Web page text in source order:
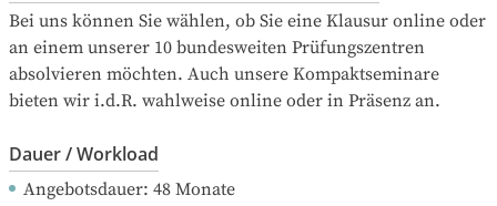
Bei uns können Sie wählen, ob Sie eine Klausur online oder
an einem unserer 10 bundesweiten Prüfungszentren
absolvieren möchten. Auch unsere Kompaktseminare
bieten wir i.d.R. wahlweise online oder in Präsenz an.
Dauer / Workload
Angebotsdauer: 48 Monate